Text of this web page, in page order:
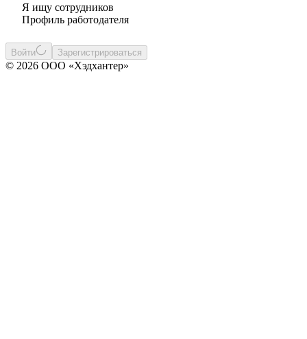
Я ищу сотрудников
Профиль работодателя
Войти Зарегистрироваться
© 2026 ООО «Хэдхантер»